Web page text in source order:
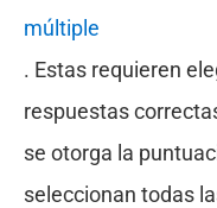
múltiple
. Estas requieren
respuestas
se otorga la
seleccionan todas